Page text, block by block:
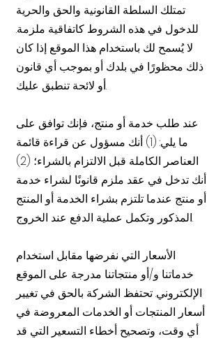
تمتلك السلطة القانونية والحق والحرية
للدخول في هذه الشروط كاتفاقية ملزمة.
لا يُسمح لك باستخدام هذا الموقع إذا كان
ذلك محظورًا في بلدك أو بموجب أي قانون
أو لائحة تنطبق عليك.
عند طلب خدمة أو منتج، فإنك توافق على
ما يلي: (1) أنك مسؤول عن قراءة قائمة
العناصر الكاملة قبل الالتزام بالشراء؛ (2)
أنك تدخل في عقد ملزم قانونًا لشراء خدمة
أو منتج عندما تلتزم بشراء الخدمة أو المنتج
المذكور وتكمل عملية الدفع عند الخروج.
الأسعار التي نفرضها مقابل استخدام
خدماتنا و/أو منتجاتنا مدرجة على الموقع
الإلكتروني. تحتفظ الشركة بالحق في تغيير
أسعار المنتجات أو الخدمات المعروضة في
أي وقت، وتصحيح أخطاء التسعير التي قد